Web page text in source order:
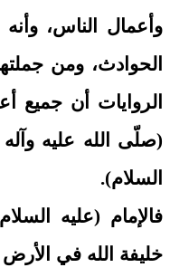
وأعمال الناس،
الحوادث، ومن
الروايات أن جميع
(صلّى الله عليه
السلام).
فالإمام (عليه
خليفة الله في